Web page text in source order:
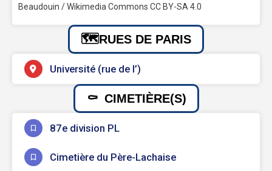
Beaudouin / Wikimedia Commons CC BY-SA 4.0
RUES DE PARIS
Université (rue de l’)
CIMETIÈRE(S)
87e division PL
Cimetière du Père-Lachaise